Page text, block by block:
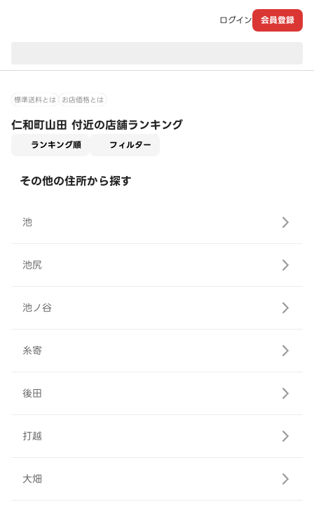
ログイン 会員登録
標準送料とは お店価格とは
仁和町山田 付近の店舗ランキング
ランキング順 フィルター
その他の住所から探す
池
池尻
池ノ谷
糸寄
後田
打越
大畑